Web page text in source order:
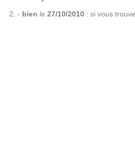
- bien le 27/10/2010 : si vous